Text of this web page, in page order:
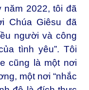
năm 2022, tôi đã
Chúa Giêsu đã
người và công
tình yêu”. Tôi
cũng là một nơi
một nơi “nhắc